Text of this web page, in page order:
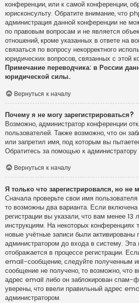
конференции, или к самой конференции,
юрисконсульту. Обратите внимание, что
администрация данной конференции не
по правовым вопросам и не является
отношений, кроме указанных в ответе на
связаться по вопросу некорректного
юридических вопросов, связанных с этой
Примечание переводчика: в России
юридической силы..
Вернуться к началу
Почему я не могу зарегистрироваться?
Возможно, администратор конференции
пользователей. Также возможно, что он
или запретил имя, под которым вы
Обратитесь за помощью к администратору
Вернуться к началу
Я только что зарегистрировался, но не
Сначала проверьте свои имя
то возможны два варианта. Если
регистрации вы указали, что вам менее 13
инструкциям. На некоторых конференциях
новые учётные записи были активированы
администратором до входа в систему.
отображается в процессе регистрации.
email-сообщение, следуйте полученным
сообщение не получено, то возможно, что
адрес email либо он заблокирован спам-
уверены, что ввели правильный адрес
администратором.